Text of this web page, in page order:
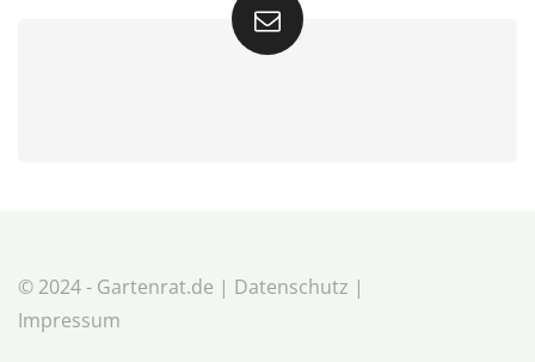
© 2024 - Gartenrat.de | Datenschutz |
Impressum